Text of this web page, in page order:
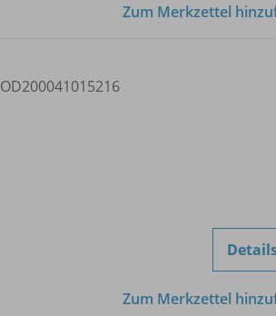
Zum Merkzettel
OD200041015216
Zum Merkzettel